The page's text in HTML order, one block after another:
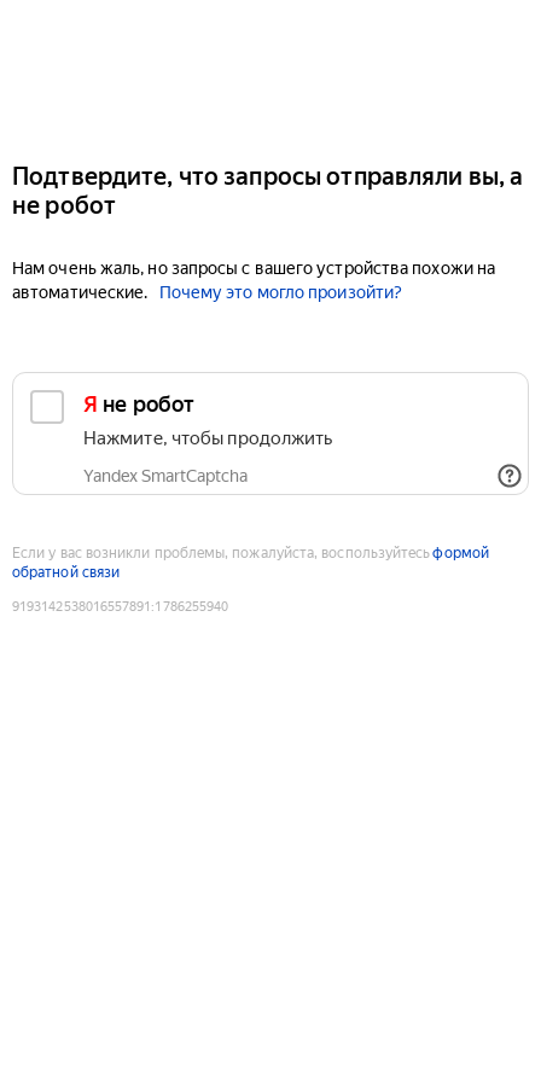
Подтвердите, что запросы отправляли вы, а
не робот
Нам очень жаль, но запросы с вашего устройства похожи на
автоматические.
Почему это могло произойти?
Я не робот
Нажмите, чтобы продолжить
Yandex SmartCaptcha
Если у вас возникли проблемы, пожалуйста, воспользуйтесьформой
обратной связи
9193142538016557891 :1786255940